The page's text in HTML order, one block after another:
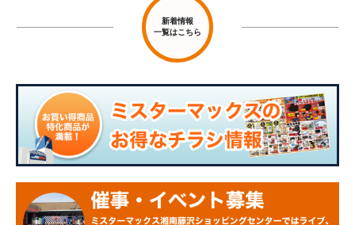
新着情報
一覧はこちら